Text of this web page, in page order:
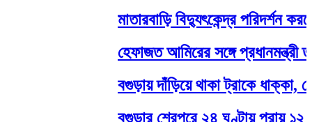
মাতারবাড়ি বিদ্যুৎকেন্দ্র পরিদর্শন
হেফাজত আমিরের সঙ্গে প্রধানমন্ত্রী
বগুড়ায় দাঁড়িয়ে থাকা ট্রাকে ধাক্কা,
বগুড়ার শেরপুরে ২৪ ঘণ্টায় প্রায় ১২